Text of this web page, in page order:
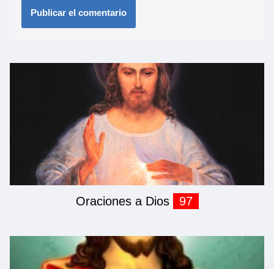
Oraciones a Dios 97